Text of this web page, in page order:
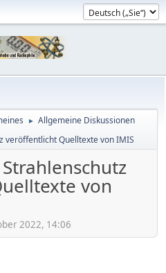
► Allgemeine Diskussionen
veröffentlicht Quelltexte von IMIS
von
2022, 14:06